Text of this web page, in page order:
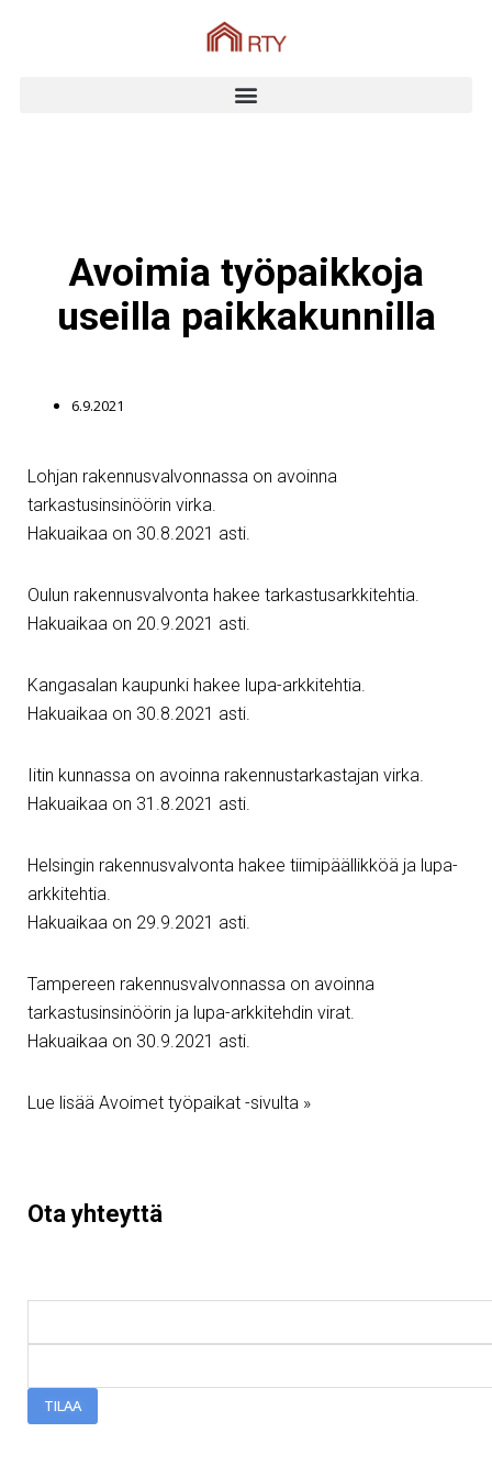
Avoimia työpaikkoja
useilla paikkakunnilla
6.9.2021
Lohjan rakennusvalvonnassa on avoinna
tarkastusinsinöörin virka.
Hakuaikaa on 30.8.2021 asti.
Oulun rakennusvalvonta hakee tarkastusarkkitehtia.
Hakuaikaa on 20.9.2021 asti.
Kangasalan kaupunki hakee lupa-arkkitehtia.
Hakuaikaa on 30.8.2021 asti.
Iitin kunnassa on avoinna rakennustarkastajan virka.
Hakuaikaa on 31.8.2021 asti.
Helsingin rakennusvalvonta hakee tiimipäällikköä ja lupa-
arkkitehtia.
Hakuaikaa on 29.9.2021 asti.
Tampereen rakennusvalvonnassa on avoinna
tarkastusinsinöörin ja lupa-arkkitehdin virat.
Hakuaikaa on 30.9.2021 asti.
Lue lisää Avoimet työpaikat -sivulta »
Ota yhteyttä